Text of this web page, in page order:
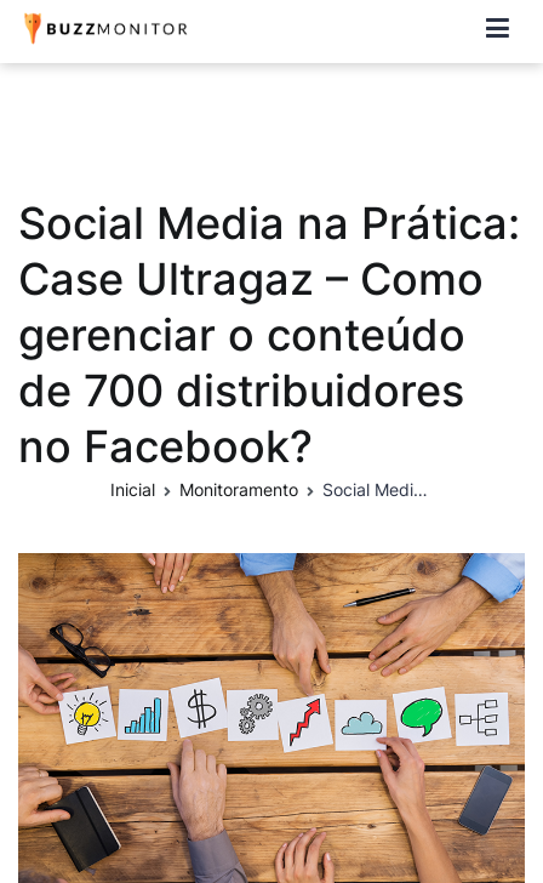
Buzzmonitor
A plataforma mais completa e flexível para social media e CRM
Social Media na Prática:
Case Ultragaz – Como
gerenciar o conteúdo
de 700 distribuidores
no Facebook?
Inicial Monitoramento Social Media na Prática: Case Ultragaz – Como gerenciar o conteúdo de 700 distribuidores no Facebook?